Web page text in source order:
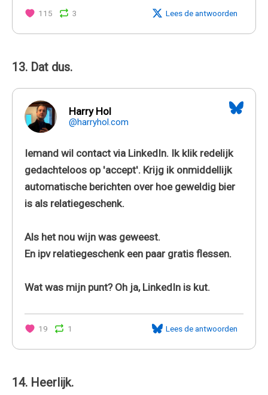
115 3 Lees de antwoorden
13. Dat dus.
Harry Hol
@harryhol.com
Iemand wil contact via LinkedIn. Ik klik redelijk
gedachteloos op 'accept'. Krijg ik onmiddellijk
automatische berichten over hoe geweldig bier
is als relatiegeschenk.
Als het nou wijn was geweest.
En ipv relatiegeschenk een paar gratis flessen.
Wat was mijn punt? Oh ja, LinkedIn is kut.
19 1 Lees de antwoorden
14. Heerlijk.